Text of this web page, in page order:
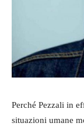
Perché Pezzali in
situazioni umane